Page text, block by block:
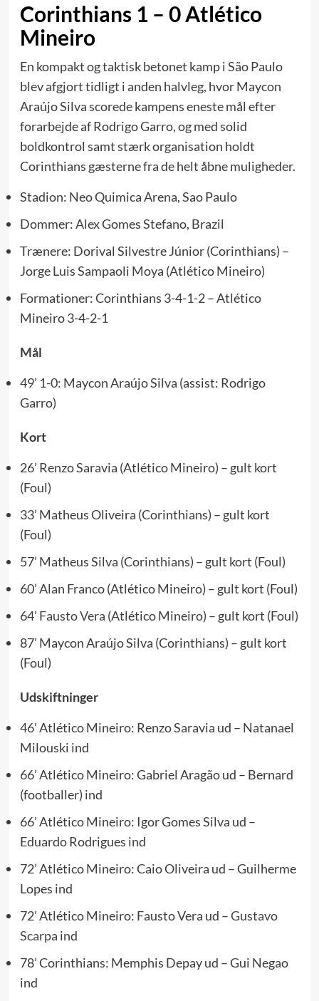
Corinthians 1 – 0 Atlético
Mineiro
En kompakt og taktisk betonet kamp i São Paulo
blev afgjort tidligt i anden halvleg, hvor Maycon
Araújo Silva scorede kampens eneste mål efter
forarbejde af Rodrigo Garro, og med solid
boldkontrol samt stærk organisation holdt
Corinthians gæsterne fra de helt åbne muligheder.
Stadion: Neo Quimica Arena, Sao Paulo
Dommer: Alex Gomes Stefano, Brazil
Trænere: Dorival Silvestre Júnior (Corinthians) –
Jorge Luis Sampaoli Moya (Atlético Mineiro)
Formationer: Corinthians 3-4-1-2 – Atlético
Mineiro 3-4-2-1
Mål
49’ 1-0: Maycon Araújo Silva (assist: Rodrigo
Garro)
Kort
26’ Renzo Saravia (Atlético Mineiro) – gult kort
(Foul)
33’ Matheus Oliveira (Corinthians) – gult kort
(Foul)
57’ Matheus Silva (Corinthians) – gult kort (Foul)
60’ Alan Franco (Atlético Mineiro) – gult kort (Foul)
64’ Fausto Vera (Atlético Mineiro) – gult kort (Foul)
87’ Maycon Araújo Silva (Corinthians) – gult kort
(Foul)
Udskiftninger
46’ Atlético Mineiro: Renzo Saravia ud – Natanael
Milouski ind
66’ Atlético Mineiro: Gabriel Aragão ud – Bernard
(footballer) ind
66’ Atlético Mineiro: Igor Gomes Silva ud –
Eduardo Rodrigues ind
72’ Atlético Mineiro: Caio Oliveira ud – Guilherme
Lopes ind
72’ Atlético Mineiro: Fausto Vera ud –Gustavo
Scarpa ind
78’ Corinthians: Memphis Depay ud – Gui Negao
ind